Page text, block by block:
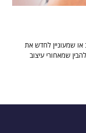
או שמעוניין לחדש את
שמאחורי עיצוב